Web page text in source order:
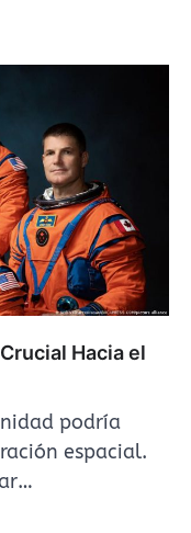
Hacia el
podría
espacial.